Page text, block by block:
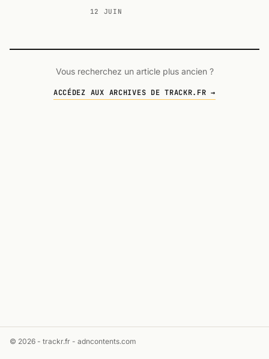
12 JUIN
Vous recherchez un article plus ancien ?
ACCÉDEZ AUX ARCHIVES DE TRACKR.FR →
© 2026 - trackr.fr - adncontents.com